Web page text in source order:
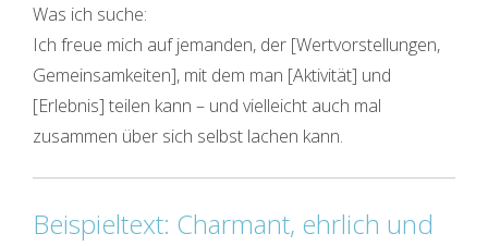
Was ich suche:
Ich freue mich auf jemanden, der [Wertvorstellungen,
Gemeinsamkeiten], mit dem man [Aktivität] und
[Erlebnis] teilen kann – und vielleicht auch mal
zusammen über sich selbst lachen kann.
Beispieltext: Charmant, ehrlich und